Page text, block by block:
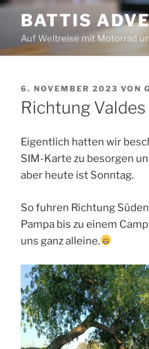
Zum
Inhalt
springen
BATTIS
Auf Weltreise mit Motorrad
VERÖFFENTLICHT
AM
6. NOVEMBER 2023 VON
Richtung Valdes
Eigentlich hatten wir
SIM-Karte zu besorgen
aber heute ist Sonntag.
So fuhren Richtung
Pampa bis zu einem
uns ganz alleine.